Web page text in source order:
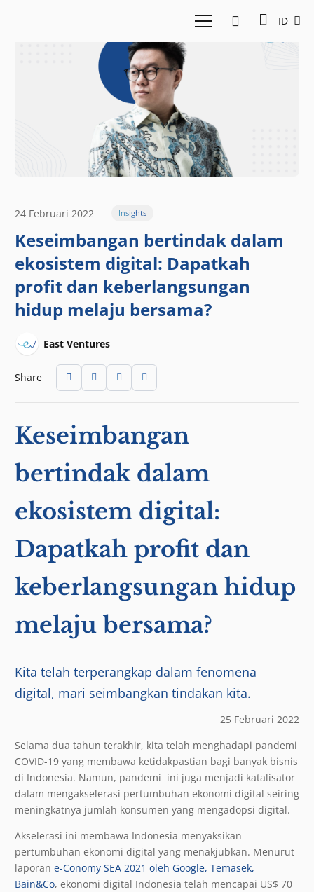
ID
24 Februari 2022 Insights
Keseimbangan bertindak dalam
ekosistem digital: Dapatkah
profit dan keberlangsungan
hidup melaju bersama?
East Ventures
Share
Keseimbangan
bertindak dalam
ekosistem digital:
Dapatkah profit dan
keberlangsungan hidup
melaju bersama?
Kita telah terperangkap dalam fenomena
digital, mari seimbangkan tindakan kita.
25 Februari 2022
Selama dua tahun terakhir, kita telah menghadapi pandemi
COVID-19 yang membawa ketidakpastian bagi banyak bisnis
di Indonesia. Namun, pandemi ini juga menjadi katalisator
dalam mengakselerasi pertumbuhan ekonomi digital seiring
meningkatnya jumlah konsumen yang mengadopsi digital.
Akselerasi ini membawa Indonesia menyaksikan
pertumbuhan ekonomi digital yang menakjubkan. Menurut
laporan e-Conomy SEA 2021 oleh Google, Temasek,
Bain&Co, ekonomi digital Indonesia telah mencapai US$ 70